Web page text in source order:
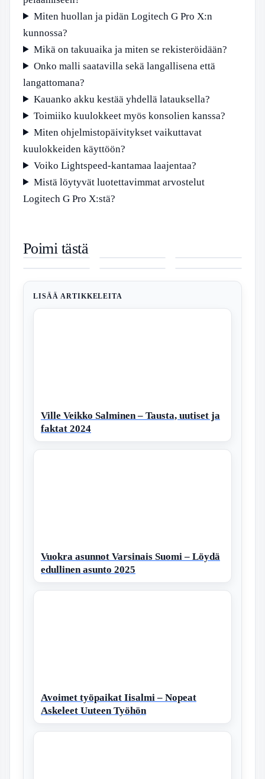
Miten huollan ja pidän Logitech G Pro X:n
kunnossa?
Mikä on takuuaika ja miten se rekisteröidään?
Onko malli saatavilla sekä langallisena että
langattomana?
Kauanko akku kestää yhdellä latauksella?
Toimiiko kuulokkeet myös konsolien kanssa?
Miten ohjelmistopäivitykset vaikuttavat
kuulokkeiden käyttöön?
Voiko Lightspeed-kantamaa laajentaa?
Mistä löytyvät luotettavimmat arvostelut
Logitech G Pro X:stä?
Poimi tästä
– Näkyvä
Urakehitys Ja
kuulumiset
Oliver ja
kumppanit –
katselupaikat
Luksus ja
Merinäköalat
palvelut ja
LISÄÄ ARTIKKELEITA
Ville Veikko Salminen – Tausta, uutiset ja
faktat 2024
Vuokra asunnot Varsinais Suomi – Löydä
edullinen asunto 2025
Avoimet työpaikat Iisalmi – Nopeat
Askeleet Uuteen Työhön